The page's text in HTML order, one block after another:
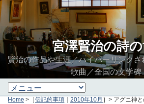
宮澤賢治の詩
賢治の作品や生涯／ハイパーリンク
歌曲／全国の文学
Home >［伝記的事項 ｜ 2010年10月 ］> アグニ神